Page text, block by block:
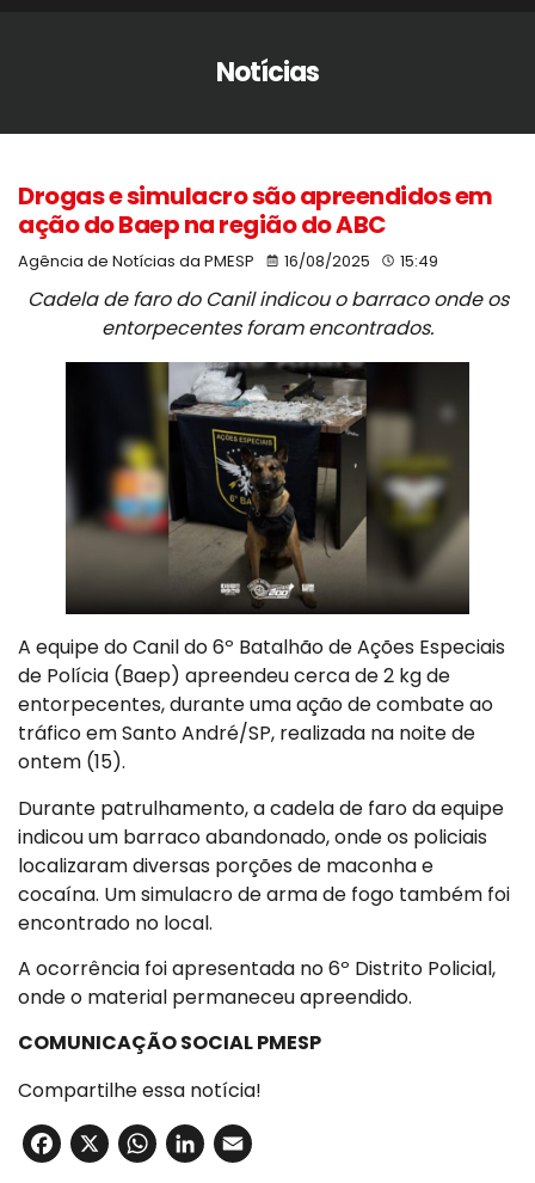
Notícias
Drogas e simulacro são apreendidos em
ação do Baep na região do ABC
Agência de Notícias da PMESP 16/08/2025 15:49
Cadela de faro do Canil indicou o barraco onde os
entorpecentes foram encontrados.
A equipe do Canil do 6º Batalhão de Ações Especiais
de Polícia (Baep) apreendeu cerca de 2 kg de
entorpecentes, durante uma ação de combate ao
tráfico em Santo André/SP, realizada na noite de
ontem (15).
Durante patrulhamento, a cadela de faro da equipe
indicou um barraco abandonado, onde os policiais
localizaram diversas porções de maconha e
cocaína. Um simulacro de arma de fogo também foi
encontrado no local.
A ocorrência foi apresentada no 6º Distrito Policial,
onde o material permaneceu apreendido.
COMUNICAÇÃO SOCIAL PMESP
Compartilhe essa notícia!
Facebook
X WhatsApp
LinkedIn